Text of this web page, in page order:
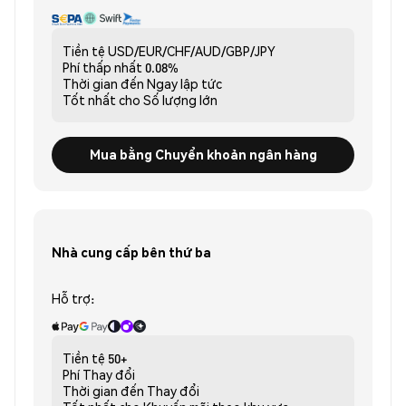
Tiền tệ USD/EUR/CHF/AUD/GBP/JPY
Phí thấp nhất 0.08%
Thời gian đến Ngay lập tức
Tốt nhất cho Số lượng lớn
Mua bằng Chuyển khoản ngân hàng
Nhà cung cấp bên thứ ba
Hỗ trợ:
Tiền tệ 50+
Phí Thay đổi
Thời gian đến Thay đổi